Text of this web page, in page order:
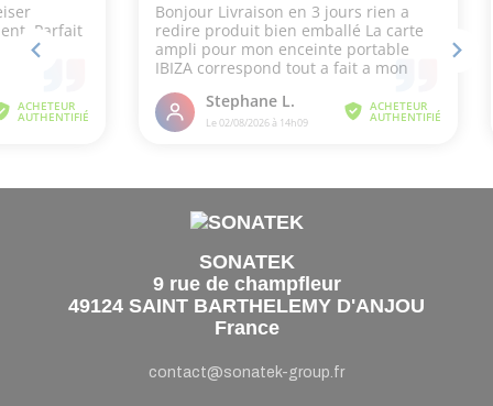
SONATEK
9 rue de champfleur
49124 SAINT BARTHELEMY D'ANJOU
France
contact@sonatek-group.fr